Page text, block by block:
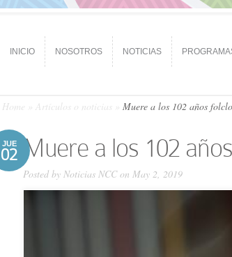
INICIO NOSOTROS NOTICIAS
Home Artículos o noticias Muere a los 102 años
JUE
02 Muere a los 102
Posted by Noticias NCCon May 2, 2019